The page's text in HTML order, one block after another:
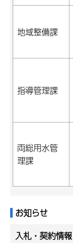
地域整備課
指導管理課
両総用水管
理課
お知らせ
入札・契約情報